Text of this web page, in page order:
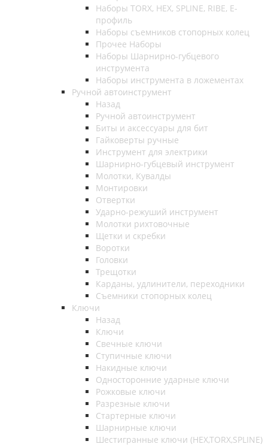
Наборы TORX, HEX, SPLINE, RIBE, E-
профиль
Наборы съемников стопорных колец
Прочее Наборы
Наборы Шарнирно-губцевого
инструмента
Наборы инструмента в ложементах
Ручной автоинструмент
Назад
Ручной автоинструмент
Биты и аксессуары для бит
Гайковерты ручные
Инструмент для электрики
Шарнирно-губцевый инструмент
Молотки, Кувалды
Монтировки
Отвертки
Ударно-режуший инструмент
Молотки рихтовочные
Щетки и скребки
Воротки
Головки
Трещотки
Карданы, удлинители, переходники
Съемники стопорных колец
Ключи
Назад
Ключи
Свечные ключи
Ступичные ключи
Накидные ключи
Односторонние ударные ключи
Рожковые ключи
Разрезные ключи
Стартерные ключи
Шарнирные ключи
Шестигранные ключи (HEX,TORX,SPLINE)